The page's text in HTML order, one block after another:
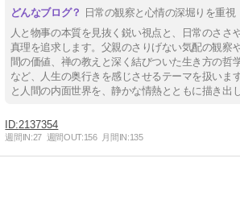
日常の観察と心情の深堀りを重視
人と物事の本質を見抜く鋭い視点と、日常のささ
真理を追求します。父親のさりげない気配の観察
間の価値、禅の教えと深く結びついた生き方の哲
など、人生の奥行きを感じさせるテーマを扱いま
と人間の内面世界を、静かな情熱とともに描き出し
2137354
週間IN:27 週間OUT:156 月間IN:135